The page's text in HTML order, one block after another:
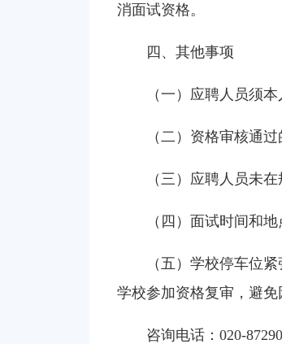
消面试资格。
四、其他事项
（一）应聘人员须
（二）资格审核通
（三）应聘人员未
（四）面试时间和
（五）学校停车位
学校参加资格复审，避免
咨询电话：020-